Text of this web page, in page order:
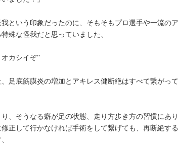
という印象だったのに、そもそもプロ選手や一流のア
殊な怪我だと思っていました、
カシイぞ”
足底筋膜炎の増加とアキレス健断絶はすべて繋がって
、そうなる癖が足の状態、走り方歩き方の習慣にあり
正して行かなければ手術をして繋げても、再断絶する